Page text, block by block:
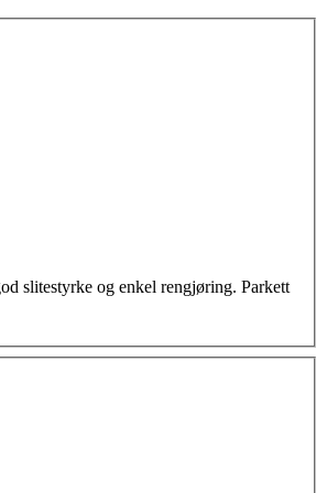
slitestyrke og enkel rengjøring. Parkett